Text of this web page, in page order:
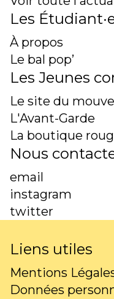
Les
À propos
Le bal pop’
Les Jeunes
Le site du
L'Avant-Garde
La boutique
Nous
email
instagram
twitter
Liens utiles
Mentions
Données